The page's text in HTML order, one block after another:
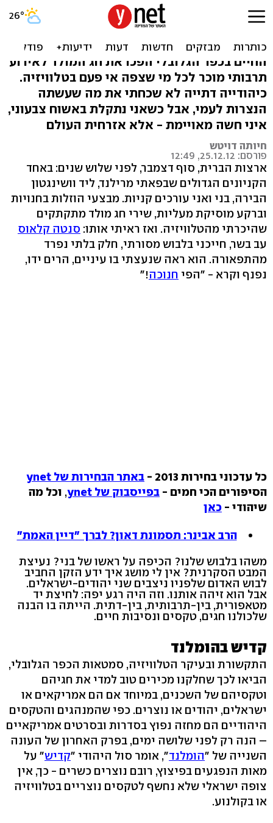
איש תחת אשוחו: כבר לא
מפחדת מסנטה
החיים בכפר הגלובלי הפכו את חג המולד לאירוע
תרבותי מוכר לכל מי שצפה אי פעם בטלוויזיה.
כיהודייה דתייה לא שכחתי את מה שעשתה
הנצרות לעמי, אבל כשאני נתקלת באשוח צבעוני,
איני חשה מאויימת - אלא אזרחית העולם
חיותה דויטש
פורסם: 25.12.12, 12:49
ארצות הברית, סוף דצמבר, לפני שלוש שנים: באחד
הקניונים הגדולים שבפאתי מרילנד, ליד וושינגטון
הבירה, בני ואני עורכים קניות. מבצעי הוזלות בחנויות
וברקע מוסיקת מעליות, שירי חג מולד מתקתקים
שהיכרתי מהטלוויזיה. ואז ראיתי אותו: סנטה קלאוס
עב בשר, חייכני בלבוש מסורתי, חלק בלתי נפרד
מהתפאורה. הוא ראה שנעצתי בו עיניים, הרים ידו,
נפנף וקרא - "הפי חנוכה!"
כל עדכוני בחירות 2013 -
באתר הבחירות של ynet
הסיפורים הכי חמים - בפייסבוק של ynet , וכל מה
שיהודי - כאן
הרב אבינר: תסמונת דאון? לברך "דיין האמת"
משהו בלבוש שלנו? הכיפה על ראשו של בני? נעיצת
המבט הסקרנית? אין לי מושג איך ידע הזקן החביב
לבוש האדום שלפניו ניצבים שני יהודים-ישראלים.
אבל הוא זיהה אותנו. וזה היה רגע יפה: לחיצת יד
מטאפורית, בין-תרבותית, בין-דתית. הייתה בו הבנה
שלכולנו חגים, טקסים ונסיבות חיים.
קדיש בהומלנד
התקשורת ובעיקר הטלוויזיה, סמטאות הכפר הגלובלי,
הביאו לכך שחלקנו מכירים טוב למדי את חגיהם
וטקסיהם של השכנים, במיוחד אם הם אמריקאים או
ישראלים, יהודים או נוצרים. כפי שהמנהגים והטקסים
היהודיים הם מחזה נפוץ בסדרות ובסרטים אמריקאיים
– הנה רק לפני שלושה ימים, בפרק האחרון של העונה
השנייה של "הומלנד", אומר סול היהודי "קדיש" על
מאות הנפגעים בפיצוץ, רובם נוצרים כשרים - כך, אין
צופה ישראלי שלא נחשף לטקסים נוצריים בטלוויזיה
או בקולנוע.